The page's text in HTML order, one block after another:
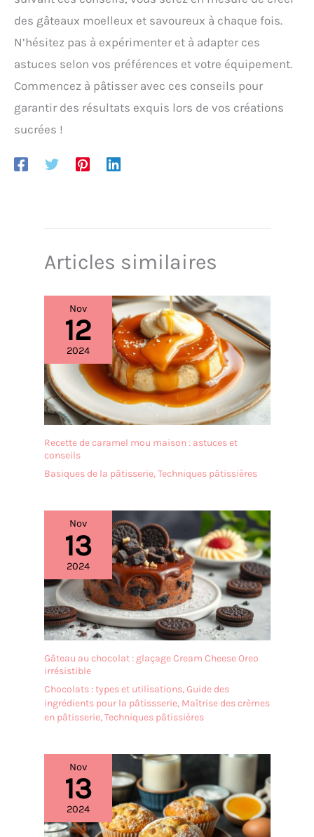
des gâteaux moelleux et savoureux à chaque fois.
N’hésitez pas à expérimenter et à adapter ces
astuces selon vos préférences et votre équipement.
Commencez à pâtisser avec ces conseils pour
garantir des résultats exquis lors de vos créations
sucrées !
Articles similaires
Nov
12
2024
Recette de caramel mou maison : astuces et
conseils
Basiques de la pâtisserie,Techniques pâtissières
Nov
13
2024
Gâteau au chocolat : glaçage Cream Cheese Oreo
irrésistible
Chocolats : types et utilisations,Guide des
ingrédients pour la pâtissserie, Maîtrise des crèmes
en pâtisserie,Techniques pâtissières
Nov
13
2024